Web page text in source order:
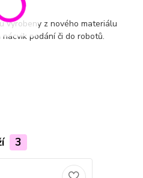
vyrobeny z nového materiálu
podání či do robotů.
3